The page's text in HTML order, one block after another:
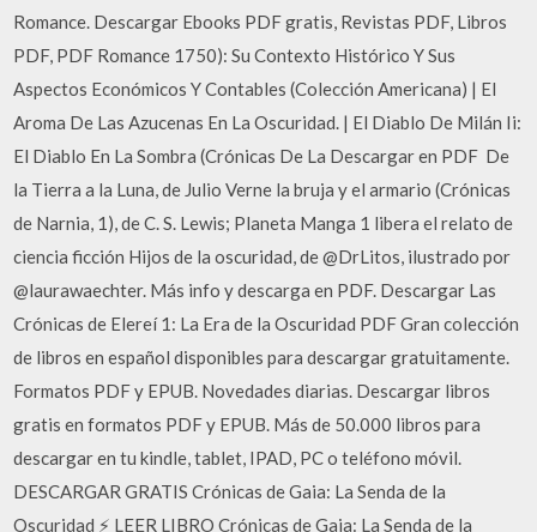
Romance. Descargar Ebooks PDF gratis, Revistas PDF, Libros
PDF, PDF Romance 1750): Su Contexto Histórico Y Sus
Aspectos Económicos Y Contables (Colección Americana) | El
Aroma De Las Azucenas En La Oscuridad. | El Diablo De Milán Ii:
El Diablo En La Sombra (Crónicas De La Descargar en PDF ️ De
la Tierra a la Luna, de Julio Verne la bruja y el armario (Crónicas
de Narnia, 1), de C. S. Lewis; Planeta Manga 1 libera el relato de
ciencia ficción Hijos de la oscuridad, de @DrLitos, ilustrado por
@laurawaechter. Más info y descarga en PDF. Descargar Las
Crónicas de Elereí 1: La Era de la Oscuridad PDF Gran colección
de libros en español disponibles para descargar gratuitamente.
Formatos PDF y EPUB. Novedades diarias. Descargar libros
gratis en formatos PDF y EPUB. Más de 50.000 libros para
descargar en tu kindle, tablet, IPAD, PC o teléfono móvil.
DESCARGAR GRATIS Crónicas de Gaia: La Senda de la
Oscuridad ⚡ LEER LIBRO Crónicas de Gaia: La Senda de la